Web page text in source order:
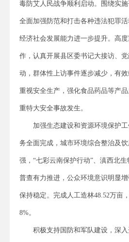
毒防艾人民战争顺利启动。围绕实施
全面加强防范和打击各种违法犯罪
经济社会发展能力进一步提升。高
作，认真开展县区委书记大接访、
动，群体性上访事件逐步减少，有
重视安全生产，强化食品药品等产
重特大安全事故发生。
加强生态建设和资源环境保护
务全面完成，城市环境综合整治及
强，“七彩云南保护行动”、滇西北
普查有力推进，公众环境意识明显
保持稳定。完成人工造林48.52万亩
8%。
积极支持国防和军队建设，深